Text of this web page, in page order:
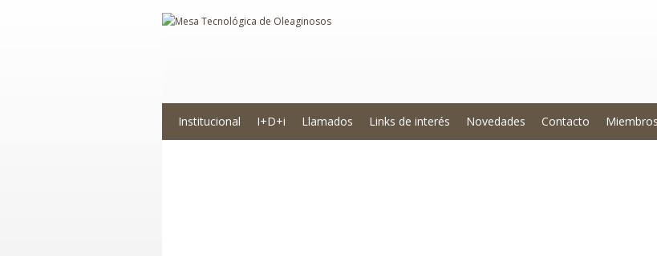
Institucional I+D+i Llamados Links de interés Novedades Contacto Miembros